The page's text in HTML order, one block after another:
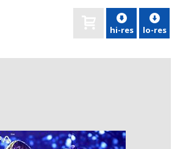
hi-res lo-res